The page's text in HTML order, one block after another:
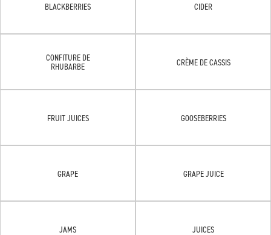
BLACKBERRIES CIDER
CONFITURE DE
RHUBARBE
CRÈME DE CASSIS
FRUIT JUICES GOOSEBERRIES
GRAPE GRAPE JUICE
JAMS JUICES